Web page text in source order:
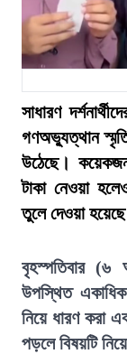
সাধারণ
গণঅভ্যুত্থান
উঠেছে। কয়েকজন
টাকা নেওয়া
তুলে দেওয়া
বৃহস্পতিবার (৬
উপস্থিত
নিয়ে ধারণ করা
পড়লে বিষয়টি